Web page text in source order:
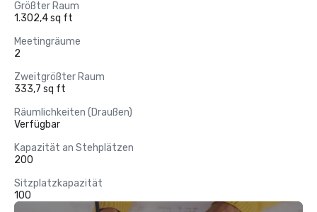
Größter Raum
1.302,4 sq ft
Meetingräume
2
Zweitgrößter Raum
333,7 sq ft
Räumlichkeiten (Draußen)
Verfügbar
Kapazität an Stehplätzen
200
Sitzplatzkapazität
100